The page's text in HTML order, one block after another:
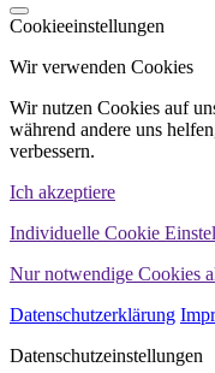
Cookieeinstellungen
Wir verwenden Cookies
Wir nutzen Cookies auf
während andere uns
verbessern.
Ich akzeptiere
Individuelle Cookie
Nur notwendige Cookies
Datenschutzerklärung
Datenschutzeinstellungen